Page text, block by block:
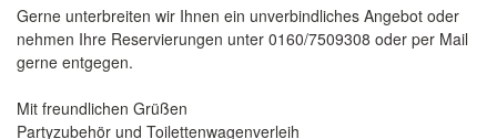
Gerne unterbreiten wir Ihnen ein unverbindliches Angebot oder
nehmen Ihre Reservierungen unter 0160/7509308 oder per Mail
gerne entgegen.
Mit freundlichen Grüßen
Partyzubehör und Toilettenwagenverleih